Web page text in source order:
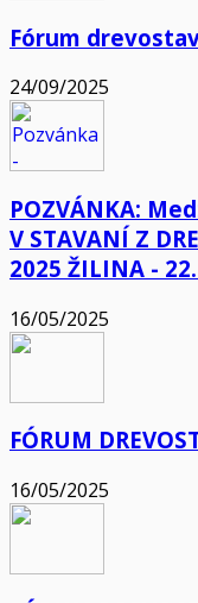
Fórum
24/09/2025
POZVÁNKA:
V STAVANÍ Z
2025 ŽILINA -
16/05/2025
FÓRUM
16/05/2025